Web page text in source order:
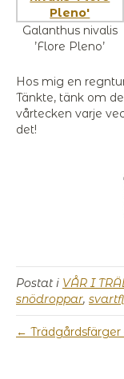
Galanthus nivalis
’Flore Pleno’
Hos mig en
Tänkte, tänk om
vårtecken varje
det!
Postat i VÅR I
snödroppar,
←